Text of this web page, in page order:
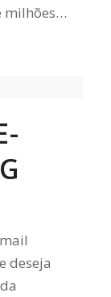
milhões…
deseja